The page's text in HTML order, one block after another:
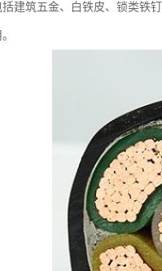
建筑五金、白铁皮、锁类铁